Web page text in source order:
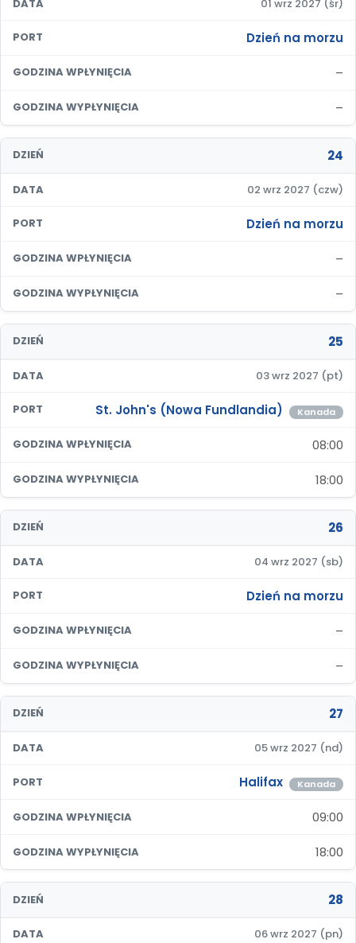
DATA 01 wrz 2027 (śr)
PORT Dzień na morzu
GODZINA WPŁYNIĘCIA –
GODZINA WYPŁYNIĘCIA –
DZIEŃ 24
DATA 02 wrz 2027 (czw)
PORT Dzień na morzu
GODZINA WPŁYNIĘCIA –
GODZINA WYPŁYNIĘCIA –
DZIEŃ 25
DATA 03 wrz 2027 (pt)
PORT St. John's (Nowa Fundlandia) Kanada
GODZINA WPŁYNIĘCIA 08:00
GODZINA WYPŁYNIĘCIA 18:00
DZIEŃ 26
DATA 04 wrz 2027 (sb)
PORT Dzień na morzu
GODZINA WPŁYNIĘCIA –
GODZINA WYPŁYNIĘCIA –
DZIEŃ 27
DATA 05 wrz 2027 (nd)
PORT Halifax Kanada
GODZINA WPŁYNIĘCIA 09:00
GODZINA WYPŁYNIĘCIA 18:00
DZIEŃ 28
DATA 06 wrz 2027 (pn)